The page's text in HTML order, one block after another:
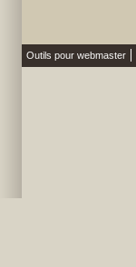
Outils pour webmaster